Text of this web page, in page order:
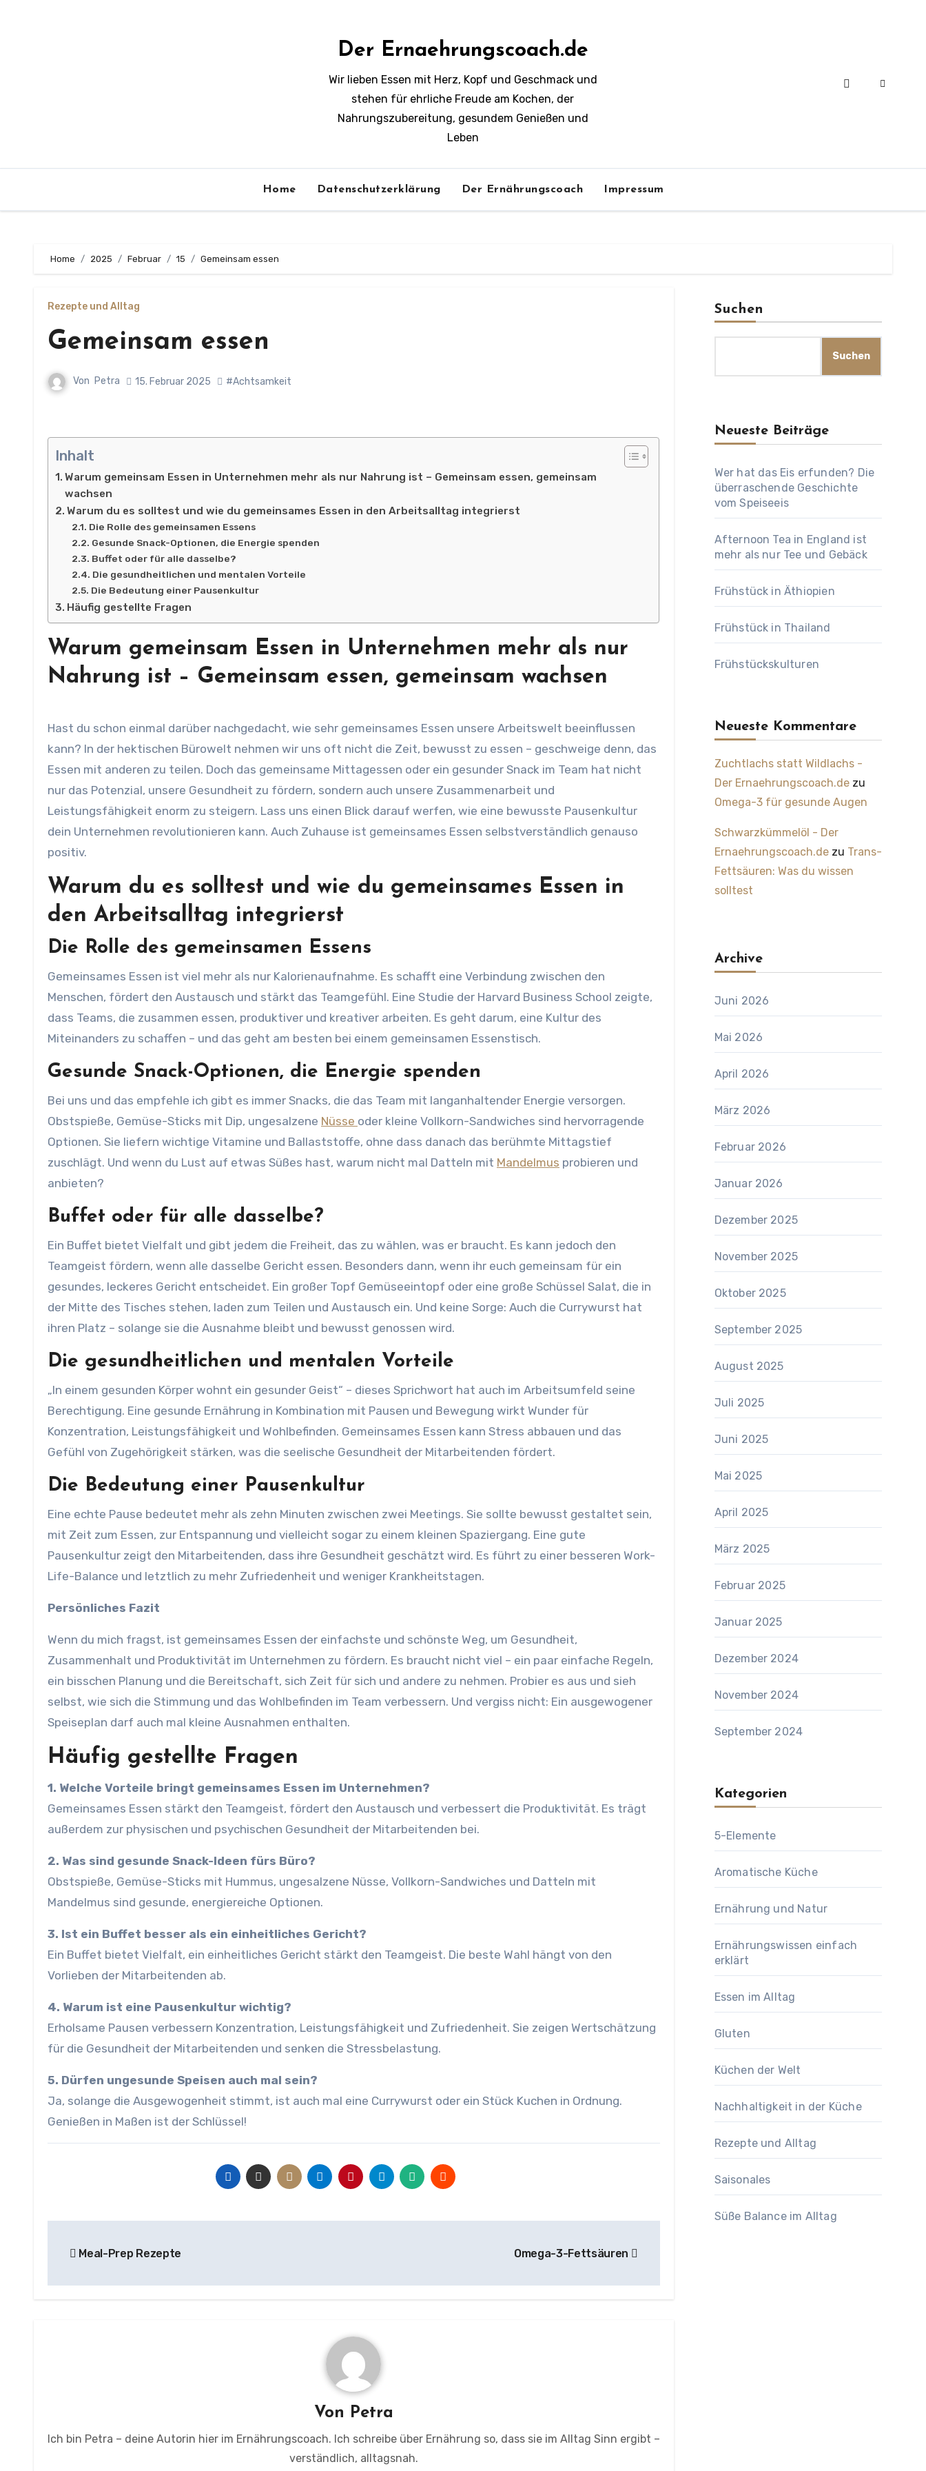
Der Ernaehrungscoach.de
Wir lieben Essen mit Herz, Kopf und Geschmack und
stehen für ehrliche Freude am Kochen, der
Nahrungszubereitung, gesundem Genießen und
Leben
Home Datenschutzerklärung Der Ernährungscoach Impressum
Home 2025 Februar 15 Gemeinsam essen
Rezepte und Alltag
Gemeinsam essen
Von Petra 15. Februar 2025 #Achtsamkeit
Inhalt
Warum gemeinsam Essen in Unternehmen mehr als nur Nahrung ist – Gemeinsam essen, gemeinsam
wachsen
Warum du es solltest und wie du gemeinsames Essen in den Arbeitsalltag integrierst
Die Rolle des gemeinsamen Essens
Gesunde Snack-Optionen, die Energie spenden
Buffet oder für alle dasselbe?
Die gesundheitlichen und mentalen Vorteile
Die Bedeutung einer Pausenkultur
Häufig gestellte Fragen
Warum gemeinsam Essen in Unternehmen mehr als nur
Nahrung ist – Gemeinsam essen, gemeinsam wachsen
Hast du schon einmal darüber nachgedacht, wie sehr gemeinsames Essen unsere Arbeitswelt beeinflussen
kann? In der hektischen Bürowelt nehmen wir uns oft nicht die Zeit, bewusst zu essen – geschweige denn, das
Essen mit anderen zu teilen. Doch das gemeinsame Mittagessen oder ein gesunder Snack im Team hat nicht
nur das Potenzial, unsere Gesundheit zu fördern, sondern auch unsere Zusammenarbeit und
Leistungsfähigkeit enorm zu steigern. Lass uns einen Blick darauf werfen, wie eine bewusste Pausenkultur
dein Unternehmen revolutionieren kann. Auch Zuhause ist gemeinsames Essen selbstverständlich genauso
positiv.
Warum du es solltest und wie du gemeinsames Essen in
den Arbeitsalltag integrierst
Die Rolle des gemeinsamen Essens
Gemeinsames Essen ist viel mehr als nur Kalorienaufnahme. Es schafft eine Verbindung zwischen den
Menschen, fördert den Austausch und stärkt das Teamgefühl. Eine Studie der Harvard Business School zeigte,
dass Teams, die zusammen essen, produktiver und kreativer arbeiten. Es geht darum, eine Kultur des
Miteinanders zu schaffen – und das geht am besten bei einem gemeinsamen Essenstisch.
Gesunde Snack-Optionen, die Energie spenden
Bei uns und das empfehle ich gibt es immer Snacks, die das Team mit langanhaltender Energie versorgen.
Obstspieße, Gemüse-Sticks mit Dip, ungesalzene Nüsse oder kleine Vollkorn-Sandwiches sind hervorragende
Optionen. Sie liefern wichtige Vitamine und Ballaststoffe, ohne dass danach das berühmte Mittagstief
zuschlägt. Und wenn du Lust auf etwas Süßes hast, warum nicht mal Datteln mit Mandelmus probieren und
anbieten?
Buffet oder für alle dasselbe?
Ein Buffet bietet Vielfalt und gibt jedem die Freiheit, das zu wählen, was er braucht. Es kann jedoch den
Teamgeist fördern, wenn alle dasselbe Gericht essen. Besonders dann, wenn ihr euch gemeinsam für ein
gesundes, leckeres Gericht entscheidet. Ein großer Topf Gemüseeintopf oder eine große Schüssel Salat, die in
der Mitte des Tisches stehen, laden zum Teilen und Austausch ein. Und keine Sorge: Auch die Currywurst hat
ihren Platz – solange sie die Ausnahme bleibt und bewusst genossen wird.
Die gesundheitlichen und mentalen Vorteile
„In einem gesunden Körper wohnt ein gesunder Geist“ – dieses Sprichwort hat auch im Arbeitsumfeld seine
Berechtigung. Eine gesunde Ernährung in Kombination mit Pausen und Bewegung wirkt Wunder für
Konzentration, Leistungsfähigkeit und Wohlbefinden. Gemeinsames Essen kann Stress abbauen und das
Gefühl von Zugehörigkeit stärken, was die seelische Gesundheit der Mitarbeitenden fördert.
Die Bedeutung einer Pausenkultur
Eine echte Pause bedeutet mehr als zehn Minuten zwischen zwei Meetings. Sie sollte bewusst gestaltet sein,
mit Zeit zum Essen, zur Entspannung und vielleicht sogar zu einem kleinen Spaziergang. Eine gute
Pausenkultur zeigt den Mitarbeitenden, dass ihre Gesundheit geschätzt wird. Es führt zu einer besseren Work-
Life-Balance und letztlich zu mehr Zufriedenheit und weniger Krankheitstagen.
Persönliches Fazit
Wenn du mich fragst, ist gemeinsames Essen der einfachste und schönste Weg, um Gesundheit,
Zusammenhalt und Produktivität im Unternehmen zu fördern. Es braucht nicht viel – ein paar einfache Regeln,
ein bisschen Planung und die Bereitschaft, sich Zeit für sich und andere zu nehmen. Probier es aus und sieh
selbst, wie sich die Stimmung und das Wohlbefinden im Team verbessern. Und vergiss nicht: Ein ausgewogener
Speiseplan darf auch mal kleine Ausnahmen enthalten.
Häufig gestellte Fragen
1. Welche Vorteile bringt gemeinsames Essen im Unternehmen?
Gemeinsames Essen stärkt den Teamgeist, fördert den Austausch und verbessert die Produktivität. Es trägt
außerdem zur physischen und psychischen Gesundheit der Mitarbeitenden bei.
2. Was sind gesunde Snack-Ideen fürs Büro?
Obstspieße, Gemüse-Sticks mit Hummus, ungesalzene Nüsse, Vollkorn-Sandwiches und Datteln mit
Mandelmus sind gesunde, energiereiche Optionen.
3. Ist ein Buffet besser als ein einheitliches Gericht?
Ein Buffet bietet Vielfalt, ein einheitliches Gericht stärkt den Teamgeist. Die beste Wahl hängt von den
Vorlieben der Mitarbeitenden ab.
4. Warum ist eine Pausenkultur wichtig?
Erholsame Pausen verbessern Konzentration, Leistungsfähigkeit und Zufriedenheit. Sie zeigen Wertschätzung
für die Gesundheit der Mitarbeitenden und senken die Stressbelastung.
5. Dürfen ungesunde Speisen auch mal sein?
Ja, solange die Ausgewogenheit stimmt, ist auch mal eine Currywurst oder ein Stück Kuchen in Ordnung.
Genießen in Maßen ist der Schlüssel!
Meal-Prep Rezepte Omega-3-Fettsäuren
Von Petra
Ich bin Petra – deine Autorin hier im Ernährungscoach. Ich schreibe über Ernährung so, dass sie im Alltag Sinn ergibt –
verständlich, alltagsnah.
Suchen
Suchen
Neueste Beiträge
Wer hat das Eis erfunden? Die
überraschende Geschichte
vom Speiseeis
Afternoon Tea in England ist
mehr als nur Tee und Gebäck
Frühstück in Äthiopien
Frühstück in Thailand
Frühstückskulturen
Neueste Kommentare
Zuchtlachs statt Wildlachs -
Der Ernaehrungscoach.dezu
Omega-3 für gesunde Augen
Schwarzkümmelöl - Der
Ernaehrungscoach.dezu Trans-
Fettsäuren: Was du wissen
solltest
Archive
Juni 2026
Mai 2026
April 2026
März 2026
Februar 2026
Januar 2026
Dezember 2025
November 2025
Oktober 2025
September 2025
August 2025
Juli 2025
Juni 2025
Mai 2025
April 2025
März 2025
Februar 2025
Januar 2025
Dezember 2024
November 2024
September 2024
Kategorien
5-Elemente
Aromatische Küche
Ernährung und Natur
Ernährungswissen einfach
erklärt
Essen im Alltag
Gluten
Küchen der Welt
Nachhaltigkeit in der Küche
Rezepte und Alltag
Saisonales
Süße Balance im Alltag